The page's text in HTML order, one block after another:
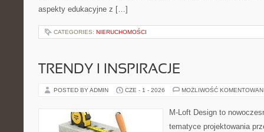
aspekty edukacyjne z […]
CATEGORIES: NIERUCHOMOŚCI
TRENDY I INSPIRACJE
POSTED BY ADMIN CZE - 1 - 2026 MOŻLIWOŚĆ
M-Loft Design to
tematyce projektowania